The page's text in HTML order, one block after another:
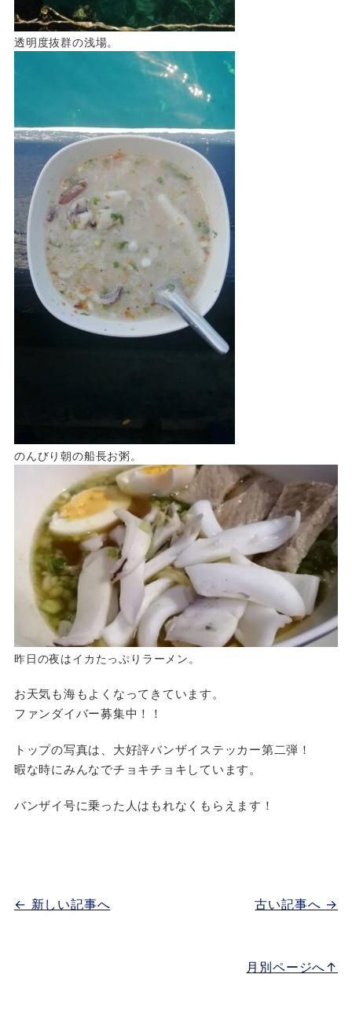
透明度抜群の浅場。
のんびり朝の船長お粥。
昨日の夜はイカたっぷりラーメン。
お天気も海もよくなってきています。
ファンダイバー募集中！！
トップの写真は、大好評バンザイステッカー第二弾！
暇な時にみんなでチョキチョキしています。
バンザイ号に乗った人はもれなくもらえます！
古い記事へ →
← 新しい記事へ
月別ページへ↑